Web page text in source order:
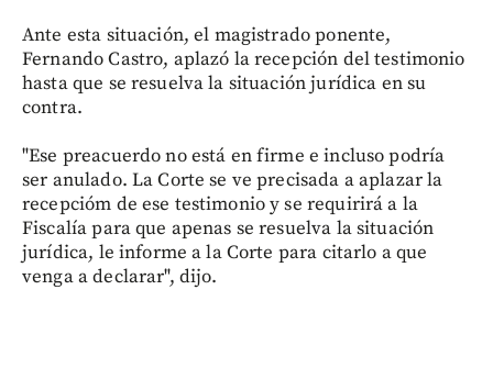
Ante esta situación, el magistrado ponente,
Fernando Castro, aplazó la recepción del testimonio
hasta que se resuelva la situación jurídica en su
contra.
"Ese preacuerdo no está en firme e incluso podría
ser anulado. La Corte se ve precisada a aplazar la
recepcióm de ese testimonio y se requirirá a la
Fiscalía para que apenas se resuelva la situación
jurídica, le informe a la Corte para citarlo a que
venga a declarar", dijo.